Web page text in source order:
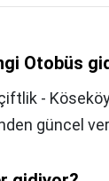
Otobüs
-
güncel